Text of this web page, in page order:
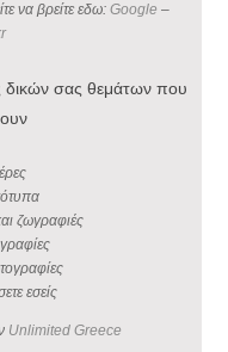
να βρείτε εδω: Google –
σας θεμάτων που
ζωγραφιές
εσείς
Unlimited Greece